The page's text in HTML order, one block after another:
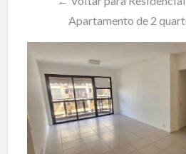
Apartamento de 2